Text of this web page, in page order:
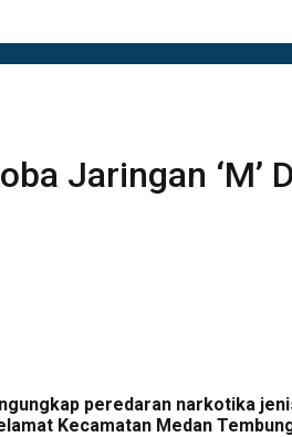
Jaringan
peredaran narkotika
Kecamatan Medan